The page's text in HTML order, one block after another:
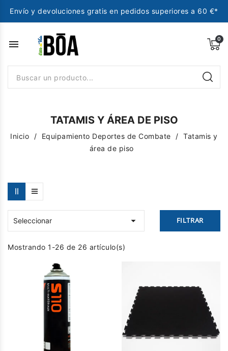
Envío y devoluciones gratis en pedidos superiores a 60 €*
menu
TATAMIS Y ÁREA DE PISO
Inicio Equipamiento Deportes de Combate
Tatamis y
área de piso
Seleccionar  FILTRAR
Mostrando 1-26 de 26 artículo(s)